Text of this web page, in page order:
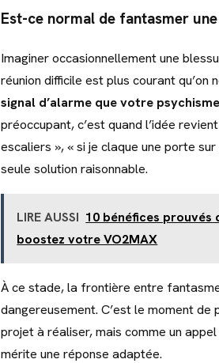
Est-ce normal de fantasmer
Imaginer occasionnellement une
réunion difficile est plus courant qu’on
signal d’alarme que votre
préoccupant, c’est quand l’idée
escaliers », « si je claque une porte
seule solution raisonnable.
LIRE AUSSI 10 bénéfices
boostez votre VO2MAX
À ce stade, la frontière entre
dangereusement. C’est le moment
projet à réaliser, mais comme un
mérite une réponse adaptée.